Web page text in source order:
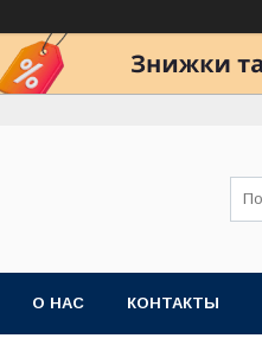
О НАС КОНТАКТЫ